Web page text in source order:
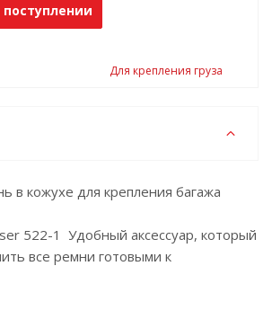
Для крепления груза
в кожухе для крепления багажа
522-1 Удобный аксессуар, который
все ремни готовыми к